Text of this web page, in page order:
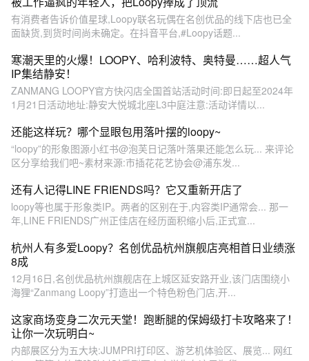
有消费者告诉价值星球,Loopy联名玩偶在名创优品的线下店也已全
面缺货,到货时间尚未确定。在抖音平台,#Loopy话题...
寒潮天里的火爆！LOOPY、哈利波特、奥特曼……超人气
IP集结静安！
ZANMANG LOOPY官方快闪店全国首站活动时间:即日起至2024年
1月21日活动地址:静安大悦城北座L3中庭注意:活动详情以...
还能这样玩？哪个显眼包用落叶摆的loopy~
“loopy”的形象图源小红书@泡芙日记落叶落果还能怎么玩... 来评论
区分享给我们吧~素材来源:市插花花艺协会@浦东发...
还有人记得LINE FRIENDS吗？它又重新开店了
loopy等也属于形象类IP。两者的区别在于,内容类IP通常会... 那一
年,LINE FRIENDS广州正佳店在经历面积缩小后,正式宣...
杭州人有多爱Loopy？名创优品杭州旗舰店亮相首日业绩涨
8成
12月16日,名创优品杭州旗舰店在上城区延安路开业,该门店围绕小
海狸“Zanmang Loopy”打造出一个特色粉色门店,开...
这家商场变身二次元天堂！跑断腿的保姆级打卡攻略来了！
让你一次玩明白~
内部展区分为五大块:JUMPRI打印区、游艺机体验区、展览... 网红